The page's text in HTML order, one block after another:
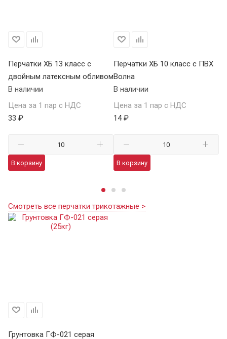
Перчатки ХБ 13 класс с
двойным латексным обливом
В наличии
Цена за 1 пар с НДС
33 ₽
В корзину
Перчатки ХБ 10 класс с ПВХ
Волна
В наличии
Цена за 1 пар с НДС
14 ₽
В корзину
Смотреть все перчатки трикотажные >
Грунтовка ГФ-021 серая